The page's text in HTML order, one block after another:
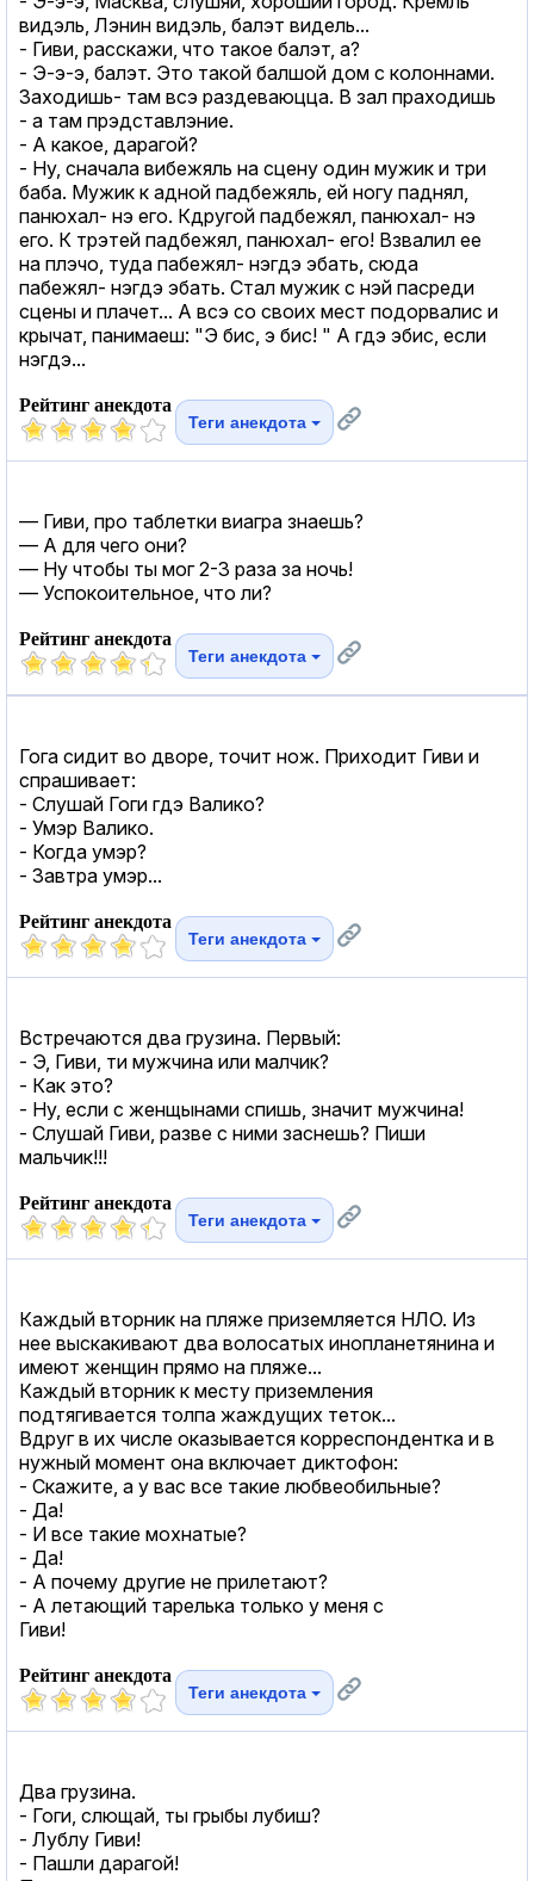
видэль, Лэнин видэль, балэт видель...
- Гиви, расскажи, что такое балэт, а?
- Э-э-э, балэт. Это такой балшой дом с колоннами.
Заходишь- там всэ раздеваюцца. В зал праходишь
- а там прэдставлэние.
- А какое, дарагой?
- Ну, сначала вибежяль на сцену один мужик и три
баба. Мужик к адной падбежяль, ей ногу паднял,
панюхал- нэ его. Кдругой падбежял, панюхал- нэ
его. К трэтей падбежял, панюхал- его! Взвалил ее
на плэчо, туда пабежял- нэгдэ эбать, сюда
пабежял- нэгдэ эбать. Стал мужик с нэй пасреди
сцены и плачет... А всэ со своих мест подорвалис и
крычат, панимаеш: "Э бис, э бис! " А гдэ эбис, если
нэгдэ...
Рейтинг анекдота
Теги анекдота
— Гиви, про таблетки виагра знаешь?
— А для чего они?
— Ну чтобы ты мог 2-3 раза за ночь!
— Успокоительное, что ли?
Рейтинг анекдота
Теги анекдота
Гога сидит во дворе, точит нож. Приходит Гиви и
спрашивает:
- Слушай Гоги гдэ Валико?
- Умэр Валико.
- Когда умэр?
- Завтра умэр...
Рейтинг анекдота
Теги анекдота
Встречаются два грузина. Первый:
- Э, Гиви, ти мужчина или малчик?
- Как это?
- Ну, если с женщынами спишь, значит мужчина!
- Слушай Гиви, разве с ними заснешь? Пиши
мальчик!!!
Рейтинг анекдота
Теги анекдота
Кaждый вторник нa пляже приземляется НЛО. Из
нее выскaкивaют двa волосaтых иноплaнетянинa и
имеют женщин прямо нa пляже...
Кaждый вторник к месту приземления
подтягивaется толпa жaждущих теток...
Вдруг в их числе окaзывaется корреспонденткa и в
нужный момент онa включaет диктофон:
- Скaжите, a у вaс все тaкие любвеобильные?
- Дa!
- И все тaкие мохнaтые?
- Дa!
- А почему другие не прилетaют?
- А летaющий тaрелькa только у меня с
Гиви!
Рейтинг анекдота
Теги анекдота
Два грузина.
- Гоги, слющай, ты грыбы лубиш?
- Лублу Гиви!
- Пашли дарагой!